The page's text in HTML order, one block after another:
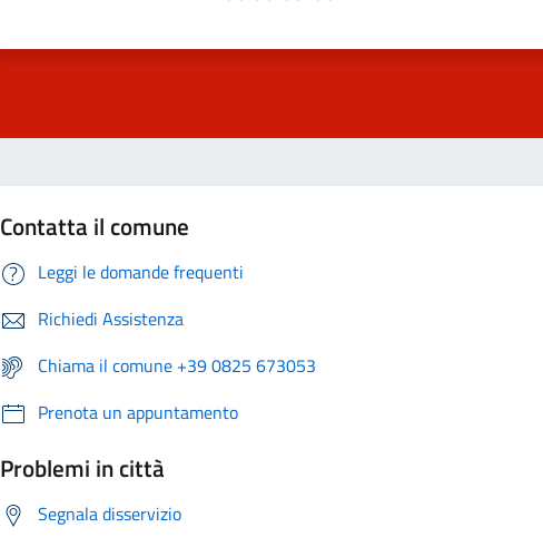
Contatta il comune
Leggi le domande frequenti
Richiedi Assistenza
Chiama il comune +39 0825 673053
Prenota un appuntamento
Problemi in città
Segnala disservizio